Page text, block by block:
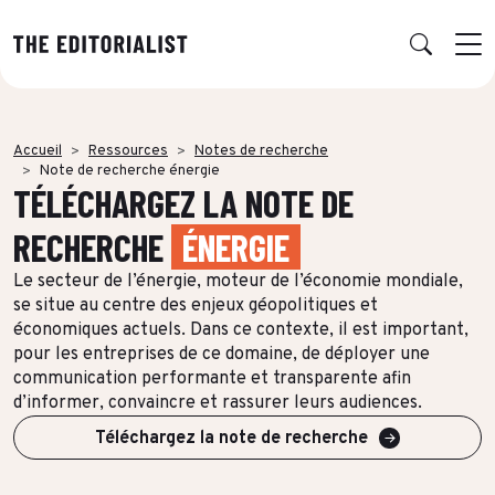
NOS EXPERTISES
Data & Insights
Stratégie & Positionnement
Production éditoriale
Concepts créatifs & Multimédia
Multidiffusion qualifiée
Formation & Gouvernance
SUCCESS STORIES
PAR SECTEUR
Banque & Assurance
Finance & Private Equity
Énergie & Industrie
ESN & Tech
INSIGHTS
PUBLICATIONS
Book RSE
Book récit durabilité
Études, Notes de recherche & Benchmarks
THÉMATIQUE À LA UNE
À PROPOS
L’AGENCE
Notre réseau d’experts
Charte IA
Nos engagements RSE
Nous rejoindre
Accueil Ressources
Notes de recherche
Note de recherche énergie
TÉLÉCHARGEZ LA NOTE DE
RECHERCHE ÉNERGIE
Le secteur de l’énergie, moteur de l’économie mondiale,
se situe au centre des enjeux géopolitiques et
économiques actuels. Dans ce contexte, il est important,
pour les entreprises de ce domaine, de déployer une
communication performante et transparente afin
d’informer, convaincre et rassurer leurs audiences.
Téléchargez la note de recherche